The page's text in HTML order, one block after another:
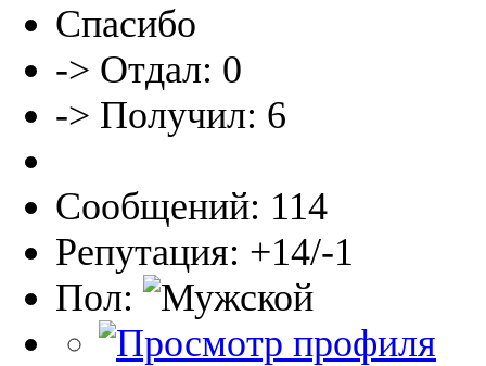
Спасибо
-> Отдал: 0
-> Получил: 6
Сообщений: 114
Репутация: +14/-1
Пол: